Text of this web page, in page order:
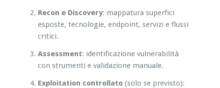
Recon e Discovery: mappatura superfici
esposte, tecnologie, endpoint, servizi e flussi
critici.
Assessment: identificazione vulnerabilità
con strumenti e validazione manuale.
Exploitation controllato(solo se previsto):